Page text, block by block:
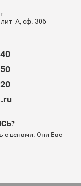
А, оф. 306
с ценами. Они Вас